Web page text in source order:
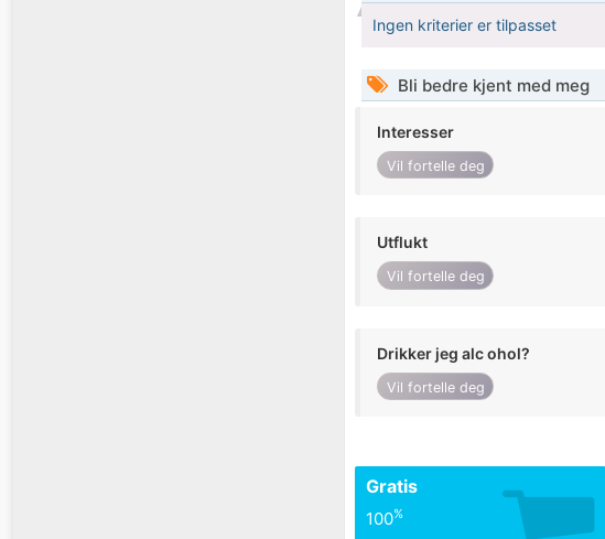
Ingen kriterier er tilpasset
Bli bedre kjent med meg
Interesser
Vil fortelle deg
Utflukt
Vil fortelle deg
Drikker jeg alc ohol?
Vil fortelle deg
Gratis
100%